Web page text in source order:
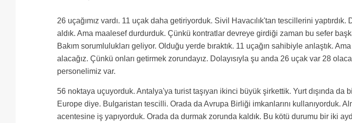
26 uçağımız vardı. 11 uçak daha getiriyorduk. Sivil Havacılık'tan tescillerini
aldık. Ama maalesef durdurduk. Çünkü kontratlar devreye girdiği zaman bu sefer
Bakım sorumlulukları geliyor. Olduğu yerde bıraktık. 11 uçağın sahibiyle anlaştık.
alacağız. Çünkü onları getirmek zorundayız. Dolayısıyla şu anda 26 uçak var 28
personelimiz var.
56 noktaya uçuyorduk. Antalya'ya turist taşıyan ikinci büyük şirkettik. Yurt dışında da
Europe diye. Bulgaristan tescilli. Orada da Avrupa Birliği imkanlarını kullanıyorduk.
acentesine iş yapıyorduk. Orada da durmak zorunda kaldık. Bu kötü durumu bir iki